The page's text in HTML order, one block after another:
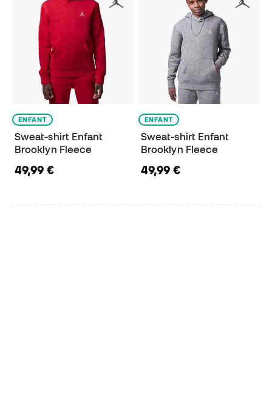
ENFANT
Sweat-shirt Enfant
Brooklyn Fleece
49,99 €
ENFANT
Sweat-shirt Enfant
Brooklyn Fleece
49,99 €